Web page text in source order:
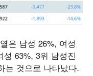
은 남성 26%, 여성
63%, 3위 남성진
는 것으로 나타났다.